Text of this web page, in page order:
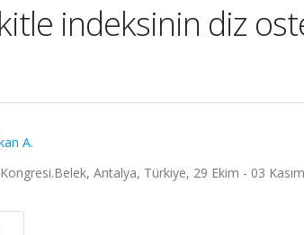
indeksinin diz
A.
Antalya, Türkiye, 29 Ekim - 03